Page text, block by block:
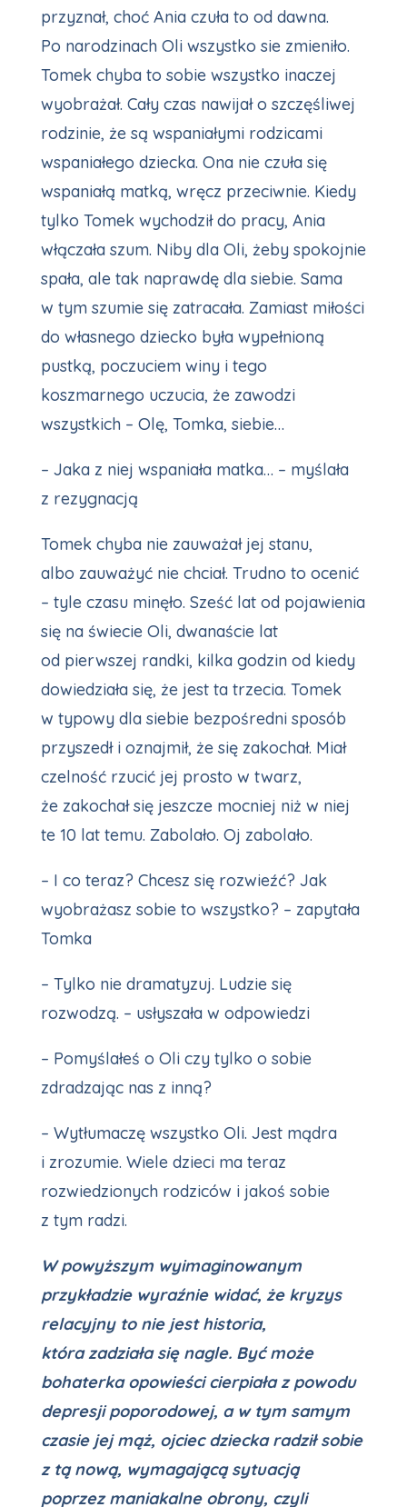
przyznał, choć Ania czuła to od dawna.
Po narodzinach Oli wszystko sie zmieniło.
Tomek chyba to sobie wszystko inaczej
wyobrażał. Cały czas nawijał o szczęśliwej
rodzinie, że są wspaniałymi rodzicami
wspaniałego dziecka. Ona nie czuła się
wspaniałą matką, wręcz przeciwnie. Kiedy
tylko Tomek wychodził do pracy, Ania
włączała szum. Niby dla Oli, żeby spokojnie
spała, ale tak naprawdę dla siebie. Sama
w tym szumie się zatracała. Zamiast miłości
do własnego dziecko była wypełnioną
pustką, poczuciem winy i tego
koszmarnego uczucia, że zawodzi
wszystkich – Olę, Tomka, siebie…
– Jaka z niej wspaniała matka… – myślała
z rezygnacją
Tomek chyba nie zauważał jej stanu,
albo zauważyć nie chciał. Trudno to ocenić
– tyle czasu minęło. Sześć lat od pojawienia
się na świecie Oli, dwanaście lat
od pierwszej randki, kilka godzin od kiedy
dowiedziała się, że jest ta trzecia. Tomek
w typowy dla siebie bezpośredni sposób
przyszedł i oznajmił, że się zakochał. Miał
czelność rzucić jej prosto w twarz,
że zakochał się jeszcze mocniej niż w niej
te 10 lat temu. Zabolało. Oj zabolało.
– I co teraz? Chcesz się rozwieźć? Jak
wyobrażasz sobie to wszystko? – zapytała
Tomka
– Tylko nie dramatyzuj. Ludzie się
rozwodzą. – usłyszała w odpowiedzi
– Pomyślałeś o Oli czy tylko o sobie
zdradzając nas z inną?
– Wytłumaczę wszystko Oli. Jest mądra
i zrozumie. Wiele dzieci ma teraz
rozwiedzionych rodziców i jakoś sobie
z tym radzi.
W powyższym wyimaginowanym
przykładzie wyraźnie widać, że kryzys
relacyjny to nie jest historia,
która zadziała się nagle. Być może
bohaterka opowieści cierpiała z powodu
depresji poporodowej, a w tym samym
czasie jej mąż, ojciec dziecka radził sobie
z tą nową, wymagającą sytuacją
poprzez maniakalne obrony, czyli